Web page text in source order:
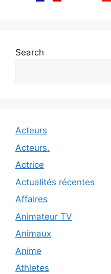
Search
Acteurs
Acteurs.
Actrice
Actualités récentes
Affaires
Animateur TV
Animaux
Anime
Athletes